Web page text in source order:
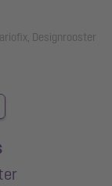
Designrooster